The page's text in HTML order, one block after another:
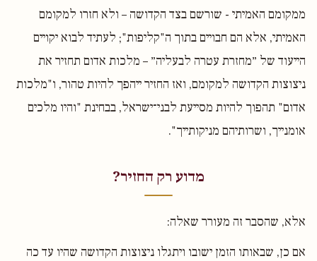
ממקומם האמיתי - שורשם בצד הקדושה – ולא חזרו למקומם
האמיתי, אלא הם חבויים בתוך ה"קליפות"; לעתיד לבוא יקויים
הייעוד של ״מחזרת עטרה לבעליה״ – מלכות אדום תחזיר את
ניצוצות הקדושה למקומם, ואז החזיר ייהפך להיות טהור, ו"מלכות
אדום" תהפוך להיות מסייעת לבני־ישראל, בבחינת "והיו מלכים
אומנייך, ושרותיהם מניקותייך".
מדוע רק החזיר?
אלא, שהסבר זה מעורר שאלה:
אם כן, שבאותו הזמן ישובו ויתגלו ניצוצות הקדושה שהיו עד כה